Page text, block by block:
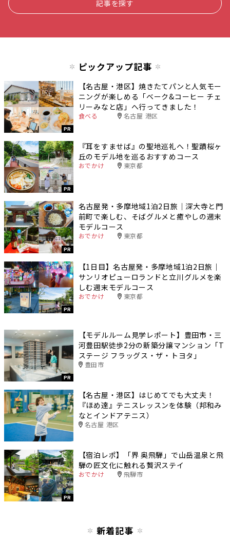
記事を探す
ピックアップ記事
PR
【名古屋・港区】焼きたてパンと人気モー
ニングが楽しめる「ベーク&コーヒー チェ
リーみなと店」へ行ってきました！
食べる 名古屋 港区
PR
『耳をすませば』の聖地巡礼へ！聖蹟桜ヶ
丘のモデル地を巡るおすすめコース
おでかけ 東京都
PR
名古屋発・多摩地域1泊2日旅｜深大寺と門
前町で楽しむ、そばグルメと癒やしの週末
モデルコース
おでかけ 東京都
PR
【1日目】名古屋発・多摩地域1泊2日旅｜
サンリオピューロランドと立川グルメを楽
しむ週末モデルコース
おでかけ 東京都
PR
【モデルルーム見学レポート】豊田市・三
河豊田駅徒歩2分の新築分譲マンション「T
ステージ フラッグス・ザ・トヨタ」
豊田市
【名古屋・港区】はじめてでも大丈夫！
『ほめ達』テニスレッスンを体験（邦和み
なとインドアテニス）
名古屋 港区
PR
【宿泊レポ】「界 奥飛騨」で山岳温泉と飛
騨の匠文化に触れる贅沢ステイ
おでかけ 飛騨市
新着記事